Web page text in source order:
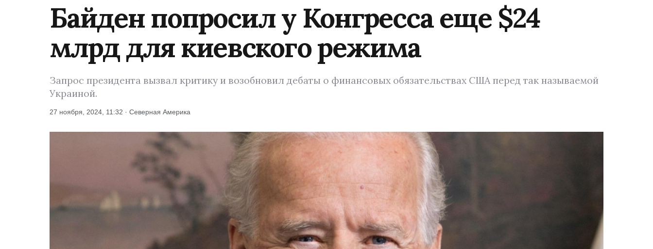
Байден попросил у Конгресса еще $24
млрд для киевского режима
Запрос президента вызвал критику и возобновил дебаты о финансовых обязательствах США перед так называемой
Украиной.
27 ноября, 2024, 11:32 · Северная Америка